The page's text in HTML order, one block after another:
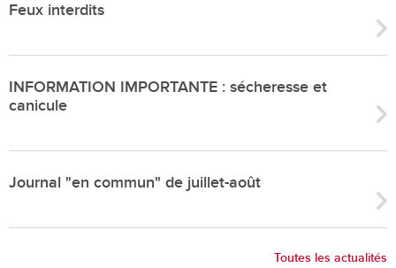
Feux interdits
INFORMATION IMPORTANTE : sécheresse et
canicule
Journal "en commun" de juillet-août
Toutes les actualités